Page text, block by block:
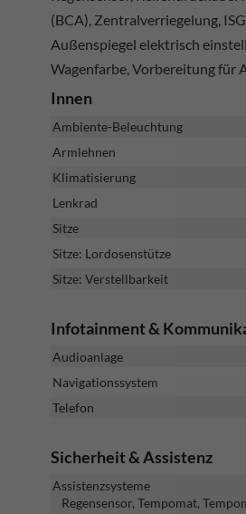
(BCA), Zentralverriegelung,
Außenspiegel elektrisch
Wagenfarbe, Vorbereitung für
Innen
Ambiente-Beleuchtung
Armlehnen
Klimatisierung
Lenkrad
Sitze
Sitze: Lordosenstütze
Sitze: Verstellbarkeit
Infotainment &
Audioanlage
Navigationssystem
Telefon
Sicherheit & Assistenz
Assistenzsysteme
Regensensor, Tempomat,